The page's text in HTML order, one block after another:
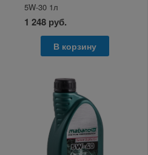
5W-30 1л
1 248 руб.
В корзину